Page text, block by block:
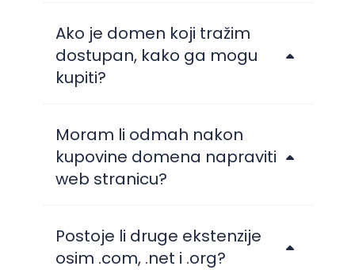
Ako je domen koji tražim
dostupan, kako ga mogu
kupiti?
Moram li odmah nakon
kupovine domena napraviti
web stranicu?
Postoje li druge ekstenzije
osim .com, .net i .org?